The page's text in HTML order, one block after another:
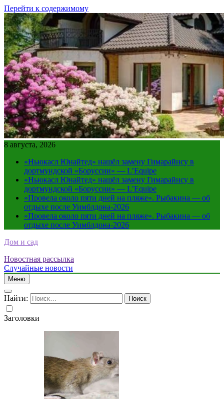
Перейти к содержимому
8 августа, 2026
«Ньюкасл Юнайтед» нашёл замену Гимарайнсу в
дортмундской «Боруссии» — L’Equipe
«Ньюкасл Юнайтед» нашёл замену Гимарайнсу в
дортмундской «Боруссии» — L’Equipe
«Провела около пяти дней на пляже». Рыбакина — об
отдыхе после Уимблдона-2026
«Провела около пяти дней на пляже». Рыбакина — об
отдыхе после Уимблдона-2026
Дом и сад
Новостная рассылка
Случайные новости
Меню
Найти:
Заголовки